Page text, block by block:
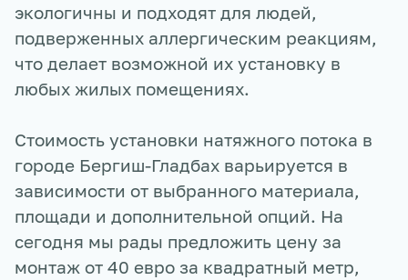
экологичны и подходят для людей,
подверженных аллергическим реакциям,
что делает возможной их установку в
любых жилых помещениях.
Стоимость установки натяжного потока в
городе Бергиш-Гладбах варьируется в
зависимости от выбранного материала,
площади и дополнительной опций. На
сегодня мы рады предложить цену за
монтаж от 40 евро за квадратный метр,